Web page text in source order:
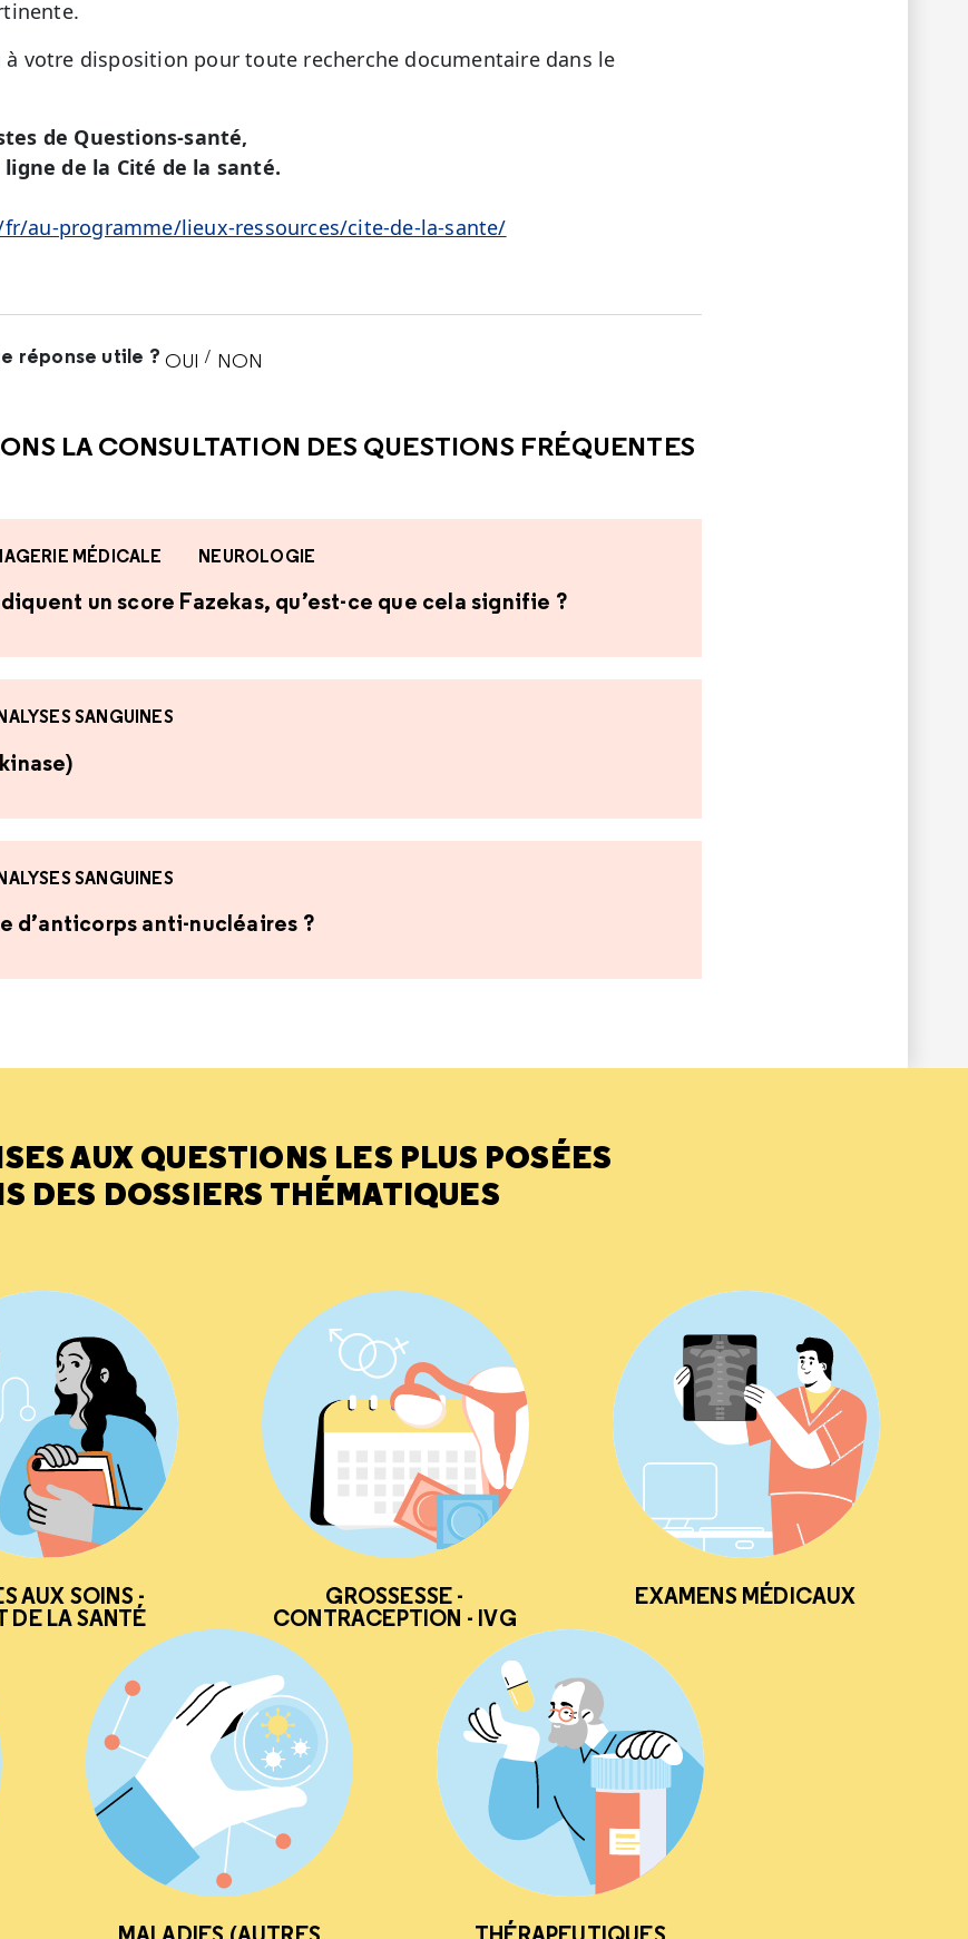
votre disposition pour toute recherche documentaire dans le
de Questions-santé,
de la Cité de la santé.
au-programme/lieux-ressources/cite-de-la-sante/
réponse utile ? OUI / NON
LA CONSULTATION DES QUESTIONS FRÉQUENTES
MÉDICALE NEUROLOGIE
un score Fazekas, qu’est-ce que cela signifie ?
SANGUINES
SANGUINES
d’anticorps anti-nucléaires ?
AUX QUESTIONS LES PLUS POSÉES
DES DOSSIERS THÉMATIQUES
AUX SOINS -
DE LA SANTÉ
GROSSESSE -
CONTRACEPTION - IVG
EXAMENS MÉDICAUX